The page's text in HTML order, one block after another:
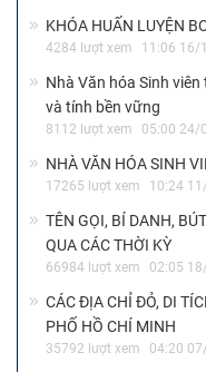
KHÓA HUẤN LUYỆN
4284 lượt xem 11:06 16/
Nhà Văn hóa Sinh
và tính bền vững
8112 lượt xem 05:00 24/
NHÀ VĂN HÓA SINH
17265 lượt xem 10:24
TÊN GỌI, BÍ DANH,
QUA CÁC THỜI KỲ
66984 lượt xem 02:05
CÁC ĐỊA CHỈ ĐỎ, DI
PHỐ HỒ CHÍ MINH
35792 lượt xem 04:20